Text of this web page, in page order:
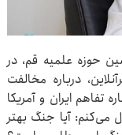
حوزه علمیه قم، در
درباره مخالفت
تفاهم ایران و آمریکا
می‌کنم: آیا جنگ بهتر